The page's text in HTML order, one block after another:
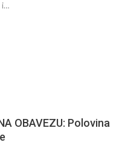
i…
OBAVEZU: Polovina